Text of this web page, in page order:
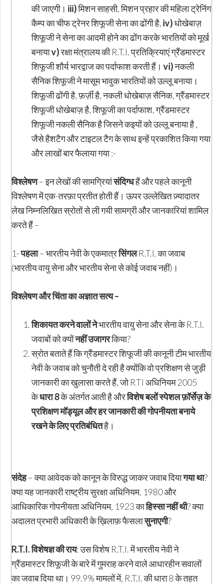
की जाएगी। iii)मिशन साहसी, मिशन प्रहार की महिला ट्रेनिंग
कैम्प का चीफ ट्रेनर शिफूजी सेना का ढोंगी है, iv)धोखेबाज़
शिफूजी ने सेना का आदमी होने का ढोंग करके भारतियों को मूर्ख
बनायाv)रक्षा मंत्रालय की R.T.I. प्रतिक्रियाएं ग्रैंडमास्टर
शिफूजी शौर्य भारद्वाज का पर्दाफाश करती हैं।vi)नकली
सैनिक शिफूजी ने मासूम भावुक भारतियों को उल्लू बनाया।
शिफूजी ढोंगी है, फ़र्ज़ी है, नकली धोखेबाज़ सैनिक, ग्रैंडमास्टर
शिफूजी धोखेबाज़ है, शिफूजी का पर्दाफाश, ग्रैंडमास्टर
शिफूजी नकली सैनिक है जिसने कइयों को उल्लू बनाया है ,
जैसे हैशटैग और टाइटल टैग के साथ इन्हें प्रकाशित किया गया
और लाखों बार फैलाया गया :-
विश्लेषण– इन लेखों की सामग्रियांसंदिग्धहैं और पहले कानूनी
विश्लेषण में एक-तरफ़ा प्रतीत होती हैं। ऊपर उल्लेखित ज़्यादातर
लेख निम्नलिखित स्रोतों से ली गयी सामग्री और जानकारियां शामिल
करते हैं –
1-पहला– भारतीय नेवी के एकमात्रसिंगलR.T.I. का जवाब
(भारतीय वायु सेना और भारतीय सेना से कोई जवाब नहीं)।
विश्लेषण और चिंता का अज्ञात सत्य –
शिकायत करने वालों नेभारतीय वायु सेना और सेना के R.T.I.
जवाबों को क्योंनहीं उजागरकिया?
स्रोत बताते हैं कि ग्रैंडमास्टर शिफूजी की कानूनी टीम भारतीय
नेवी के जवाब को चुनौती दे रही है क्योंकि वो प्रशिक्षण से जुड़ी
जानकारी का खुलासा करते हैं, जो RTI अधिनियम 2005
केधारा8के अंतर्गत आती है औरविशेष बलों स्पेशल फ़ॉर्सेज़ के
प्रशिक्षण मॉड्यूल और हर जानकारी की गोपनीयता बनाये
रखने के लिएप्रतिबंधितहै।
संदेह– क्या आवेदक को कानून के विरुद्ध जाकर जवाब दियागया था?
क्या यह जानकारी राष्ट्रीय सुरक्षा अधिनियम, 1980 और
आधिकारिक गोपनीयता अधिनियम, 1923 काहिस्सा नहीं थी? क्या
अदालत प्रभारी अधिकारी के ख़िलाफ़ फैसलासुनाएगी?
R.T.I.विशेषज्ञ की राय: उस विशेष R.T.I. में भारतीय नेवी ने
ग्रैंडमास्टर शिफूजी के बारे में गुमराह करने वाले आधारहीन सवालों
का जवाब दिया था। 99.9% मामलों में, R.T.I. की धारा 8 के तहत